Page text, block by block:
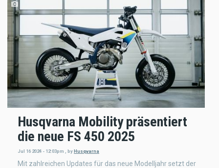
Husqvarna Mobility präsentiert
die neue FS 450 2025
Jul 16 2024 - 12:03pm byHusqvarna
Mit zahlreichen Updates für das neue Modelljahr setzt der